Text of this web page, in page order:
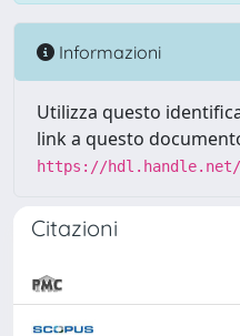
Informazioni
Utilizza questo
link a questo
https://hdl.handle.net/
Citazioni